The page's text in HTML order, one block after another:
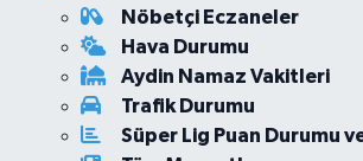
Nöbetçi Eczaneler
Hava Durumu
Aydin Namaz Vakitleri
Trafik Durumu
Süper Lig Puan Durumu